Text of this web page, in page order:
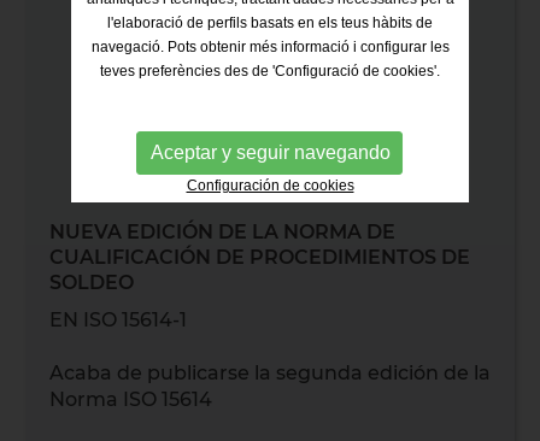
NUEVA EDICIÓN DE LA NORMA DE
CUALIFICACIÓN DE PROCEDIMIENTOS DE
SOLDEO
EN ISO 15614-1
Acaba de publicarse la segunda edición de la
Norma ISO 15614
l'elaboració de perfils basats en els teus hàbits de
navegació. Pots obtenir més informació i configurar les
teves preferències des de 'Configuració de cookies'.
Aceptar y seguir navegando
Configuración de cookies